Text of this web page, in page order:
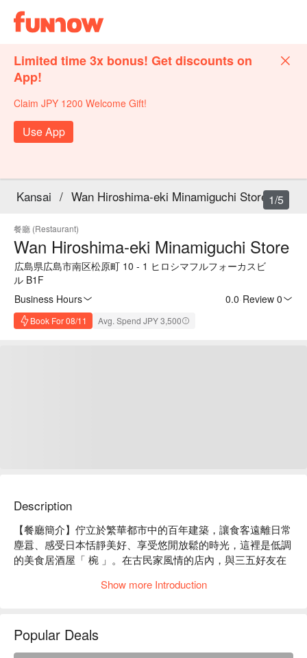
Limited time 3x bonus! Get discounts on
App!
Claim JPY 1200 Welcome Gift!
Use App
Kansai / Wan Hiroshima-eki Minamiguchi Store
餐廳 (Restaurant)
Wan Hiroshima-eki Minamiguchi Store
広島県広島市南区松原町 10 - 1 ヒロシマフルフォーカスビ
ル B1F
Business Hours
0.0 Review 0
Book For 08/11 Avg. Spend JPY 3,500
1/5
Description
【餐廳簡介】佇立於繁華都市中的百年建築，讓食客遠離日常
塵囂、感受日本恬靜美好、享受悠閒放鬆的時光，這裡是低調
的美食居酒屋「 椀 」。在古民家風情的店內，與三五好友在
【店家氛圍】「美食居酒屋 椀」的裝潢概念是營造出 “ 100 年
間。在匠人精心設計的沈穩日式氛圍中，以美酒佳餚招待來
客、帶您品味日常之美。此外，如同店名「椀」（碗）一樣，
Show more Introduction
Popular Deals